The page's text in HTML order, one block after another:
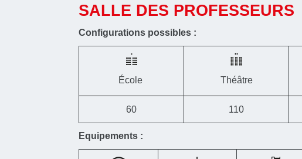
SALLE DES PROFESSEURS
Configurations possibles :
École
60
Théâtre
110
Equipements :